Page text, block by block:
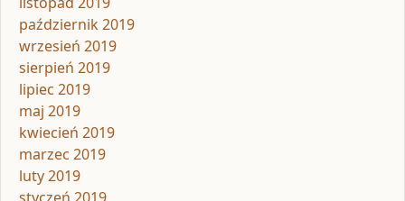
październik 2019
wrzesień 2019
sierpień 2019
lipiec 2019
maj 2019
kwiecień 2019
marzec 2019
luty 2019